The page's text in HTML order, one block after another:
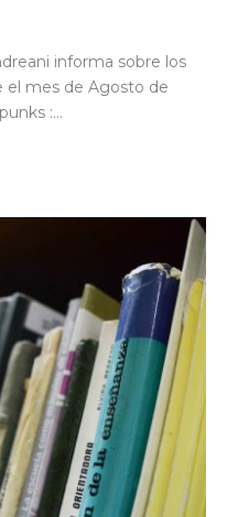
informa sobre los
el mes de Agosto de
:...